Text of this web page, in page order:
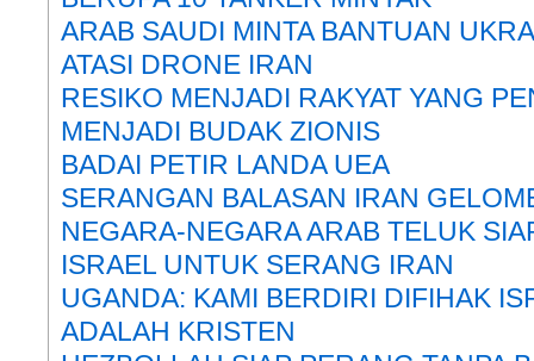
ARAB SAUDI MINTA BANTUAN
ATASI DRONE IRAN
RESIKO MENJADI RAKYAT YANG
MENJADI BUDAK ZIONIS
BADAI PETIR LANDA UEA
SERANGAN BALASAN IRAN
NEGARA-NEGARA ARAB TELUK
ISRAEL UNTUK SERANG IRAN
UGANDA: KAMI BERDIRI DIFIHAK
ADALAH KRISTEN